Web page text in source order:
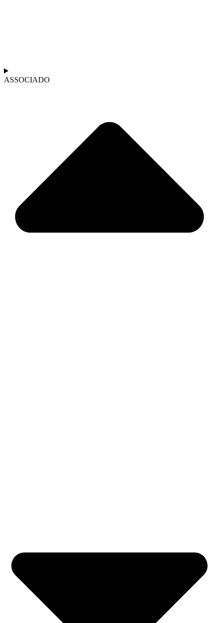
ASSOCIADO